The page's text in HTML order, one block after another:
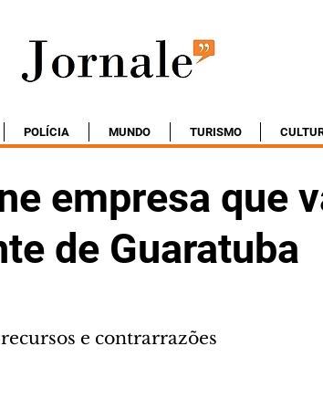
POLÍCIA MUNDO TURISMO
empresa que
de Guaratuba
e contrarrazões